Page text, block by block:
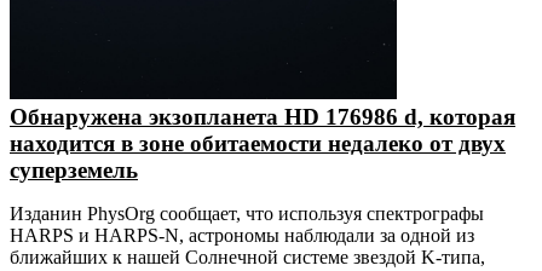
Обнаружена экзопланета HD 176986 d, которая
находится в зоне обитаемости недалеко от двух
суперземель
Изданин PhysOrg сообщает, что используя спектрографы
HARPS и HARPS-N, астрономы наблюдали за одной из
ближайших к нашей Солнечной системе звездой K-типа,